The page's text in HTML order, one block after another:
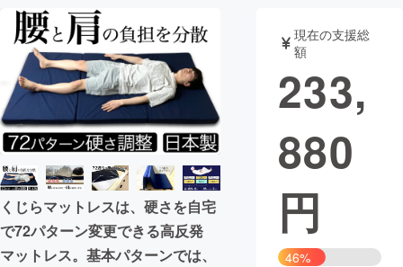
テクノロジー・ガジェット
映像・映画 書籍・雑誌
ビジネス・起業 チャレンジ
まちづくり・地域活性化
CAMPFIRE for Social Good
CAMPFIRE Creation
くじらマットレスは、硬さを自宅
で72パターン変更できる高反発
マットレス。基本パターンでは、
現在の支援総
額
233,
880
円
46%